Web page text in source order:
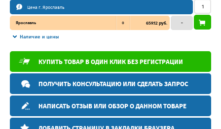
Цена г. Ярославль
Ярославль 0 659.12 руб.
Наличие и цены
–
КУПИТЬ ТОВАР В ОДИН КЛИК БЕЗ РЕГИСТРАЦИИ
ПОЛУЧИТЬ КОНСУЛЬТАЦИЮ ИЛИ СДЕЛАТЬ ЗАПРОС
НАПИСАТЬ ОТЗЫВ ИЛИ ОБЗОР О ДАННОМ ТОВАРЕ